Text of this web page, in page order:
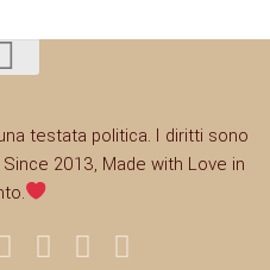
testata politica. I diritti sono
2013, Made with Love in